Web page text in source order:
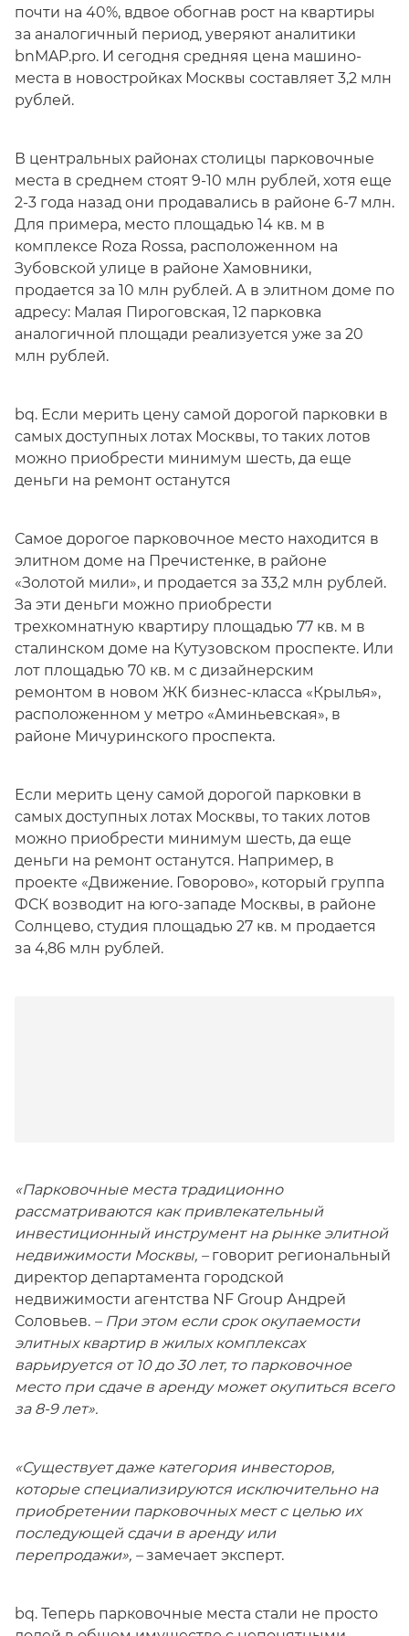
почти на 40%, вдвое обогнав рост на квартиры
за аналогичный период, уверяют аналитики
bnMAP.pro. И сегодня средняя цена машино-
места в новостройках Москвы составляет 3,2 млн
рублей.
В центральных районах столицы парковочные
места в среднем стоят 9-10 млн рублей, хотя еще
2-3 года назад они продавались в районе 6-7 млн.
Для примера, место площадью 14 кв. м в
комплексе Roza Rossa, расположенном на
Зубовской улице в районе Хамовники,
продается за 10 млн рублей. А в элитном доме по
адресу: Малая Пироговская, 12 парковка
аналогичной площади реализуется уже за 20
млн рублей.
bq. Если мерить цену самой дорогой парковки в
самых доступных лотах Москвы, то таких лотов
можно приобрести минимум шесть, да еще
деньги на ремонт останутся
Самое дорогое парковочное место находится в
элитном доме на Пречистенке, в районе
«Золотой мили», и продается за 33,2 млн рублей.
За эти деньги можно приобрести
трехкомнатную квартиру площадью 77 кв. м в
сталинском доме на Кутузовском проспекте. Или
лот площадью 70 кв. м с дизайнерским
ремонтом в новом ЖК бизнес-класса «Крылья»,
расположенном у метро «Аминьевская», в
районе Мичуринского проспекта.
Если мерить цену самой дорогой парковки в
самых доступных лотах Москвы, то таких лотов
можно приобрести минимум шесть, да еще
деньги на ремонт останутся. Например, в
проекте «Движение. Говорово», который группа
ФСК возводит на юго-западе Москвы, в районе
Солнцево, студия площадью 27 кв. м продается
за 4,86 млн рублей.
«Парковочные места традиционно
рассматриваются как привлекательный
инвестиционный инструмент на рынке элитной
недвижимости Москвы, –говорит региональный
директор департамента городской
недвижимости агентства NF Group Андрей
Соловьев. – При этом если срок окупаемости
элитных квартир в жилых комплексах
варьируется от 10 до 30 лет, то парковочное
место при сдаче в аренду может окупиться всего
за 8-9 лет».
«Существует даже категория инвесторов,
которые специализируются исключительно на
приобретении парковочных мест с целью их
последующей сдачи в аренду или
перепродажи», –замечает эксперт.
bq. Теперь парковочные места стали не просто